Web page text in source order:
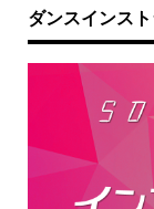
ダンスインスト